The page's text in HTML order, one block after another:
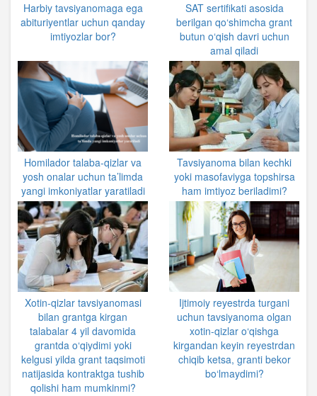
Harbiy tavsiyanomaga ega
abituriyentlar uchun qanday
imtiyozlar bor?
SAT sertifikati asosida
berilgan qo‘shimcha grant
butun o‘qish davri uchun
amal qiladi
Homilador talaba-qizlar va
yosh onalar uchun ta’limda
yangi imkoniyatlar yaratiladi
Tavsiyanoma bilan kechki
yoki masofaviyga topshirsa
ham imtiyoz beriladimi?
Xotin-qizlar tavsiyanomasi
bilan grantga kirgan
talabalar 4 yil davomida
grantda o‘qiydimi yoki
kelgusi yilda grant taqsimoti
natijasida kontraktga tushib
qolishi ham mumkinmi?
Ijtimoiy reyestrda turgani
uchun tavsiyanoma olgan
xotin-qizlar o‘qishga
kirgandan keyin reyestrdan
chiqib ketsa, granti bekor
bo‘lmaydimi?